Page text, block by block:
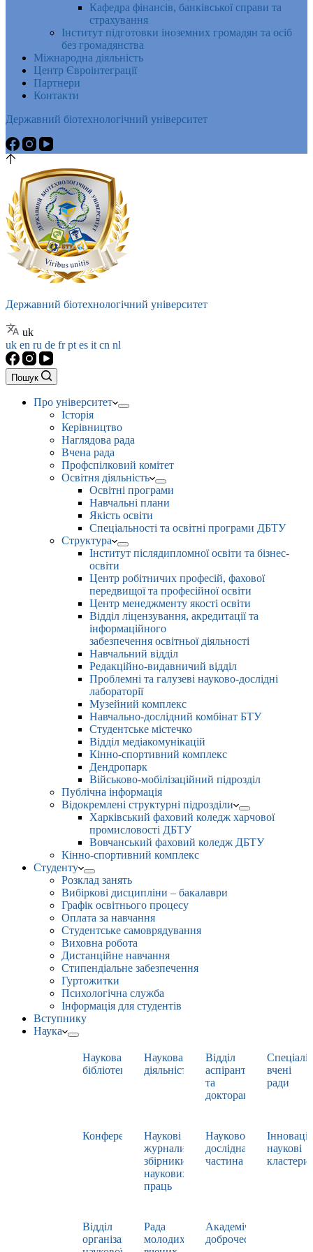
Кафедра фінансів, банківської справи та
страхування
Інститут підготовки іноземних громадян та осіб
без громадянства
Міжнародна діяльність
Центр Євроінтеграції
Партнери
Контакти
Державний біотехнологічний університет
Державний біотехнологічний університет
uk
uk en ru de frpt es it cn nl
Пошук
Про університет
Історія
Керівництво
Наглядова рада
Вчена рада
Профспілковий комітет
Освітня діяльність
Освітні програми
Навчальні плани
Якість освіти
Спеціальності та освітні програми ДБТУ
Структура
Інститут післядипломної освіти та бізнес-
освіти
Центр робітничих професій, фахової
передвищої та професійної освіти
Центр менеджменту якості освіти
Відділ ліцензування, акредитації та
інформаційного
забезпечення освітньої діяльності
Навчальний відділ
Редакційно-видавничий відділ
Проблемні та галузеві науково-дослідні
лабораторії
Музейний комплекс
Навчально-дослідний комбінат БТУ
Студентське містечко
Відділ медіакомунікацій
Кінно-спортивний комплекс
Дендропарк
Військово-мобілізаційний підрозділ
Публічна інформація
Відокремлені структурні підрозділи
Харківський фаховий коледж харчової
промисловості ДБТУ
Вовчанський фаховий коледж ДБТУ
Кінно-спортивний комплекс
Студенту
Розклад занять
Вибіркові дисципліни – бакалаври
Графік освітнього процесу
Оплата за навчання
Студентське самоврядування
Виховна робота
Дистанційне навчання
Стипендіальне забезпечення
Гуртожитки
Психологічна служба
Інформація для студентів
Вступнику
Наука
Наукова
бібліотека
Наукова
діяльність
Відділ
аспірантури
та
докторантури
вчені
ради
Конференції
Наукові
журнали,
збірники
наукових
праць
Науково-
дослідна
частина
наукові
кластери
Відділ
організації
Рада
молодих
Академічна
доброчесність